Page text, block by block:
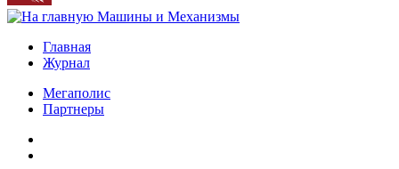
Главная
Журнал
Мегаполис
Партнеры